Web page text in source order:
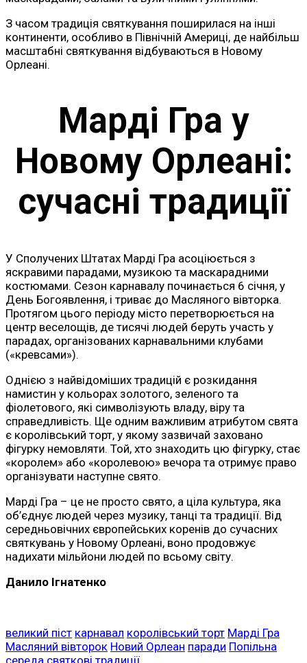
З часом традиція святкування поширилася на інші
континенти, особливо в Північній Америці, де найбільш
масштабні святкування відбуваються в Новому
Орлеані.
Марді Гра у
Новому Орлеані:
сучасні традиції
У Сполучених Штатах Марді Гра асоціюється з
яскравими парадами, музикою та маскарадними
костюмами. Сезон карнавалу починається 6 січня, у
День Богоявлення, і триває до Масляного вівторка.
Протягом цього періоду місто перетворюється на
центр веселощів, де тисячі людей беруть участь у
парадах, організованих карнавальними клубами
(«кревсами»).
Однією з найвідоміших традицій є розкидання
намистин у кольорах золотого, зеленого та
фіолетового, які символізують владу, віру та
справедливість. Ще одним важливим атрибутом свята
є королівський торт, у якому зазвичай заховано
фігурку немовляти. Той, хто знаходить цю фігурку, стає
«королем» або «королевою» вечора та отримує право
організувати наступне свято.
Марді Гра – це не просто свято, а ціла культура, яка
об’єднує людей через музику, танці та традиції. Від
середньовічних європейських коренів до сучасних
святкувань у Новому Орлеані, воно продовжує
надихати мільйони людей по всьому світу.
Данило Ігнатенко
великий піст карнавал королівський торт Марді Гра
Масляний вівторок Новий Орлеан паради Попільна
середа святкові традиції